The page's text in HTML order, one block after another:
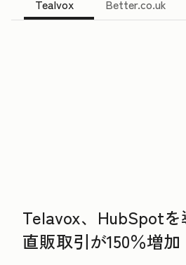
Tealvox Better.co.uk
Telavox、HubSpot
直販取引が150％増加